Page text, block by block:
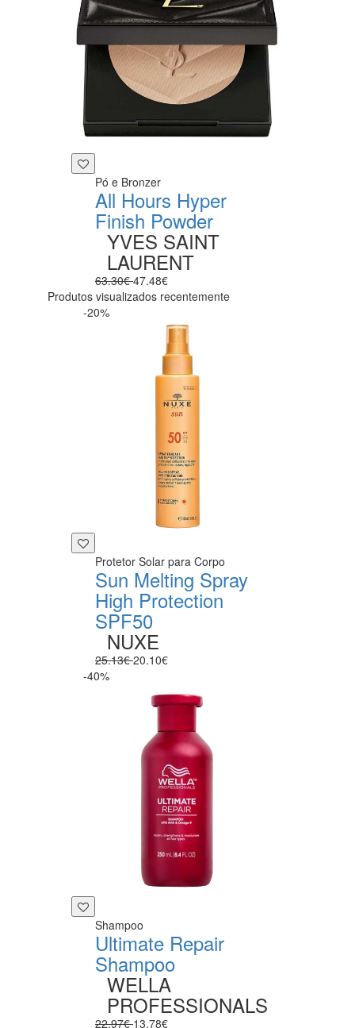
Pó e Bronzer
All Hours Hyper
Finish Powder
YVES SAINT
LAURENT
63.30€47.48€
Produtos visualizados recentemente
-20%
Protetor Solar para Corpo
Sun Melting Spray
High Protection
SPF50
NUXE
25.13€20.10€
-40%
Shampoo
Ultimate Repair
Shampoo
WELLA
PROFESSIONALS
22.97€13.78€